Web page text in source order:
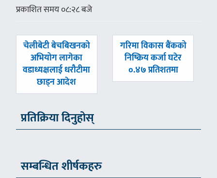
प्रकाशित समय ०८:२८ बजे
पछिल्लाे
चेलीबेटी बेचबिखनको
अभियोग लागेका
वडाध्यक्षलाई धरौटीमा
छाड्न आदेश
अघिल्लाे
गरिमा विकास बैंकको
निष्क्रिय कर्जा घटेर
०.४७ प्रतिशतमा
प्रतिक्रिया दिनुहोस्
सम्बन्धित शीर्षकहरु